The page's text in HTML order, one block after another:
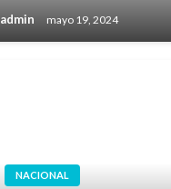
admin mayo 19, 2024
NACIONAL